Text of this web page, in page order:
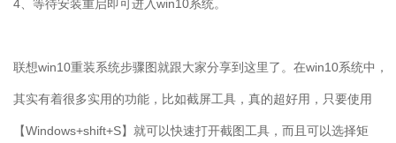
4 、等待安装重启即可进入win10系统。
联想win10重装系统步骤图就跟大家分享到这里了。在win10系统中，
其实有着很多实用的功能，比如截屏工具，真的超好用，只要使用
【Windows+shift+S】就可以快速打开截图工具，而且可以选择矩